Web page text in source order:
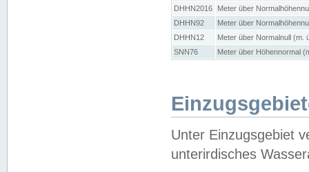
DHHN2016
Meter über
DHHN92
Meter über
DHHN12
Meter über Normalnull (m.
SNN76
Meter über Höhennormal
Unter Einzugsgebiet
unterirdisches